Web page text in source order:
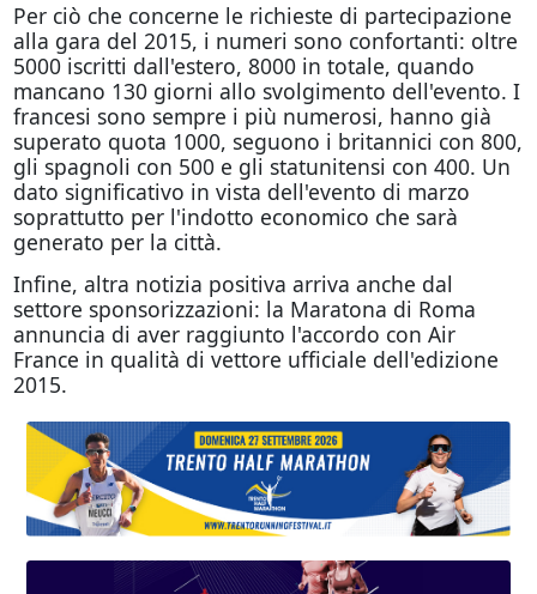
Per ciò che concerne le richieste di partecipazione
alla gara del 2015, i numeri sono confortanti: oltre
5000 iscritti dall'estero, 8000 in totale, quando
mancano 130 giorni allo svolgimento dell'evento. I
francesi sono sempre i più numerosi, hanno già
superato quota 1000, seguono i britannici con 800,
gli spagnoli con 500 e gli statunitensi con 400. Un
dato significativo in vista dell'evento di marzo
soprattutto per l'indotto economico che sarà
generato per la città.
Infine, altra notizia positiva arriva anche dal
settore sponsorizzazioni: la Maratona di Roma
annuncia di aver raggiunto l'accordo con Air
France in qualità di vettore ufficiale dell'edizione
2015.